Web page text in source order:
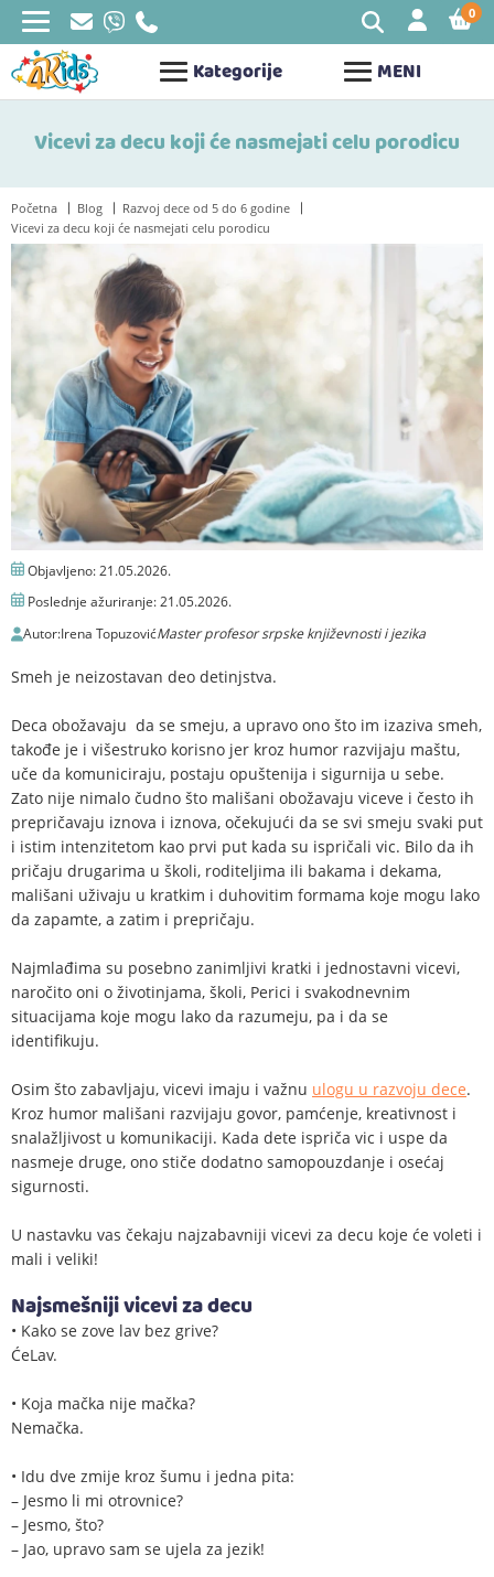
Kategorije MENI
0
Vicevi za decu koji će nasmejati celu porodicu
Početna Blog
Razvoj dece od 5 do 6 godine
Vicevi za decu koji će nasmejati celu porodicu
Objavljeno:21.05.2026.
Poslednje ažuriranje:21.05.2026.
Autor:Irena TopuzovićMaster profesor srpske književnosti i jezika
Smeh je neizostavan deo detinjstva.
Deca obožavaju da se smeju, a upravo ono što im izaziva smeh,
takođe je i višestruko korisno jer kroz humor razvijaju maštu,
uče da komuniciraju, postaju opuštenija i sigurnija u sebe.
Zato nije nimalo čudno što mališani obožavaju viceve i često ih
prepričavaju iznova i iznova, očekujući da se svi smeju svaki put
i istim intenzitetom kao prvi put kada su ispričali vic. Bilo da ih
pričaju drugarima u školi, roditeljima ili bakama i dekama,
mališani uživaju u kratkim i duhovitim formama koje mogu lako
da zapamte, a zatim i prepričaju.
Najmlađima su posebno zanimljivi kratki i jednostavni vicevi,
naročito oni o životinjama, školi, Perici i svakodnevnim
situacijama koje mogu lako da razumeju, pa i da se
identifikuju.
Osim što zabavljaju, vicevi imaju i važnu ulogu u razvoju dece.
Kroz humor mališani razvijaju govor, pamćenje, kreativnost i
snalažljivost u komunikaciji. Kada dete ispriča vic i uspe da
nasmeje druge, ono stiče dodatno samopouzdanje i osećaj
sigurnosti.
U nastavku vas čekaju najzabavniji vicevi za decu koje će voleti i
mali i veliki!
Najsmešniji vicevi za decu
• Kako se zove lav bez grive?
ĆeLav.
• Koja mačka nije mačka?
Nemačka.
• Idu dve zmije kroz šumu i jedna pita:
– Jesmo li mi otrovnice?
– Jesmo, što?
– Jao, upravo sam se ujela za jezik!